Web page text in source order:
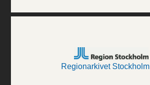
Regionarkivet Stockholm